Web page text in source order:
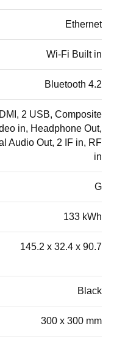
Ethernet
Wi-Fi Built in
Bluetooth 4.2
2 USB, Composite
in, Headphone Out,
Audio Out, 2 IF in, RF
in
G
133 kWh
145.2 x 32.4 x 90.7
Black
300 x 300 mm